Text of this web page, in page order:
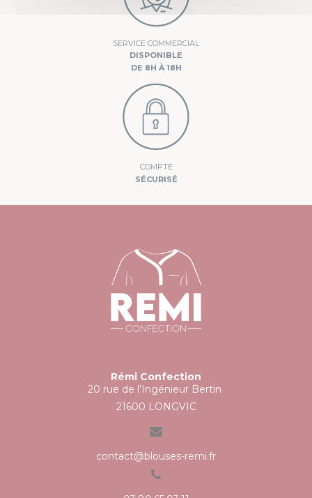
SERVICE COMMERCIAL
DISPONIBLE
DE 8H À 18H
COMPTE
SÉCURISÉ
Rémi Confection
20 rue de l'Ingénieur Bertin
21600 LONGVIC
contact@blouses-remi.fr